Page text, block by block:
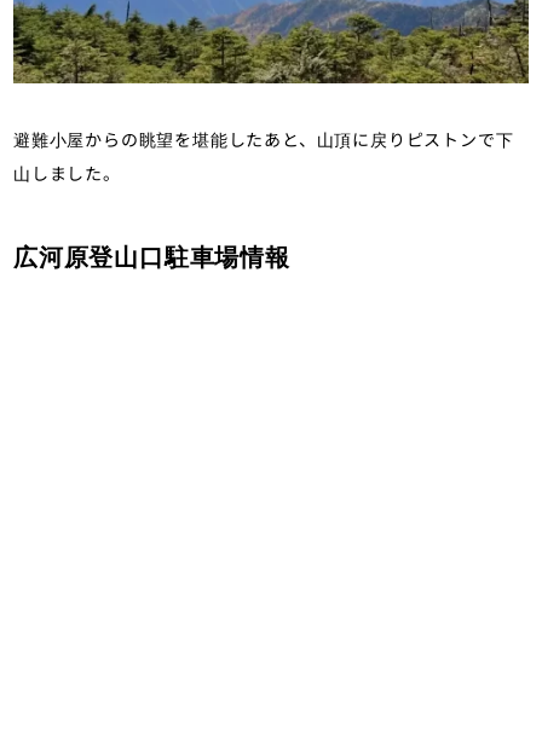
避難小屋からの眺望を堪能したあと、山頂に戻りピストンで下
山しました。
広河原登山口駐車場情報